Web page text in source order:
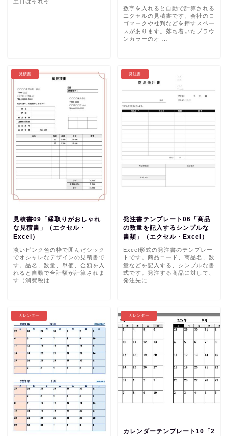
数字を入れると自動で計算される
エクセルの見積書です、会社のロ
ゴマークや社判などを押すスペー
スがあります。落ち着いたブラウ
ンカラーのオ …
見積書
見積書09「縁取りがおしゃれ
な見積書」（エクセル・
Excel）
淡いピンク色の枠で囲んだシック
でオシャレなデザインの見積書で
す。品名、数量、単価、金額を入
れると自動で合計額が計算されま
す（消費税は …
発注書
発注書テンプレート06「商品
の数量を記入するシンプルな
書類」（エクセル・Excel）
Excel形式の発注書のテンプレー
トです。商品コード、商品名、数
量などを記入する、シンプルな書
式です。発注する商品に対して、
発注先に …
カレンダー カレンダー
カレンダーテンプレート10「2